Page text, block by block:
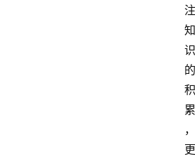
注
知
识
的
积
累
，
更